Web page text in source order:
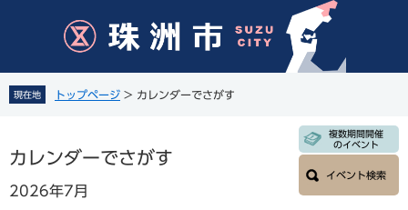
先
頭
。
を
飛
て
文
現在地 トップページ > カレンダーでさがす
文
カレンダーでさがす
複数期間開催
のイベント
イベント検索
2026年7月